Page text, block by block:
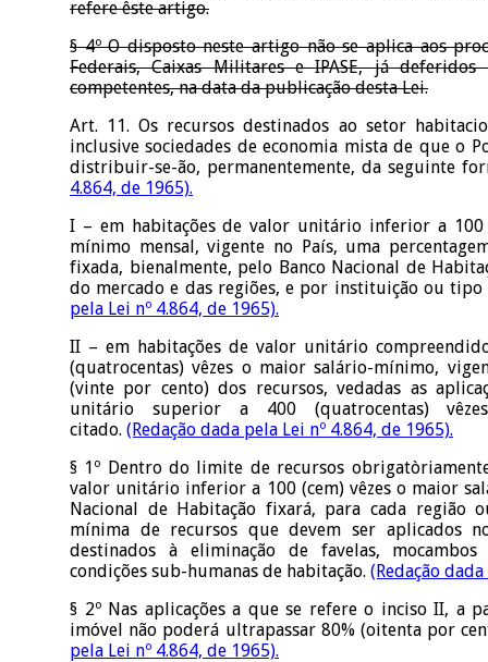
refere êste artigo.
§ 4º O disposto neste artigo não se aplica aos
Federais, Caixas Militares e IPASE, já
competentes, na data da publicação desta Lei.
Art. 11. Os recursos destinados ao setor
inclusive sociedades de economia mista de que o
distribuir-se-ão, permanentemente, da seguinte
4.864, de 1965).
I – em habitações de valor unitário inferior a 100
mínimo mensal, vigente no País, uma
fixada, bienalmente, pelo Banco Nacional de
do mercado e das regiões, e por instituição ou
pela Lei nº 4.864, de 1965).
II – em habitações de valor unitário
(quatrocentas) vêzes o maior salário-mínimo,
(vinte por cento) dos recursos, vedadas as
unitário superior a 400 (quatrocentas)
citado. (Redação dada pela Lei nº 4.864, de 1965).
§ 1º Dentro do limite de recursos
valor unitário inferior a 100 (cem) vêzes o maior
Nacional de Habitação fixará, para cada região
mínima de recursos que devem ser aplicados
destinados à eliminação de favelas,
condições sub-humanas de habitação. (Redação
§ 2º Nas aplicações a que se refere o inciso II, a
imóvel não poderá ultrapassar 80% (oitenta por
pela Lei nº 4.864, de 1965).